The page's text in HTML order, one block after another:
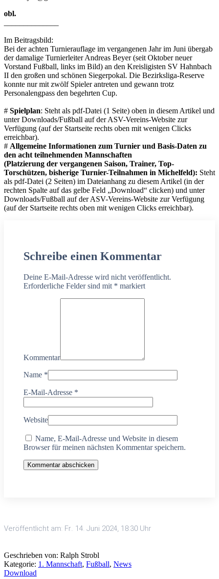
obl.
Im Beitragsbild:
Bei der achten Turnierauflage im vergangenen Jahr im Juni übergab
der damalige Turnierleiter Andreas Beyer (seit Oktober neuer
Vorstand Fußball, links im Bild) an den Kreisligisten SV Hahnbach
II den großen und schönen Siegerpokal. Die Bezirksliga-Reserve
konnte nur mit zwölf Spieler antreten und gewann trotz
Personalengpass den begehrten Cup.
# Spielplan: Steht als pdf-Datei (1 Seite) oben in diesem Artikel und
unter Downloads/Fußball auf der ASV-Vereins-Website zur
Verfügung (auf der Startseite rechts oben mit wenigen Clicks
erreichbar).
# Allgemeine Informationen zum Turnier und Basis-Daten zu
den acht teilnehmenden Mannschaften
(Platzierung der vergangenen Saison, Trainer, Top-
Torschützen, bisherige Turnier-Teilnahmen in Michelfeld): Steht
als pdf-Datei (2 Seiten) im Dateianhang zu diesem Artikel (in der
rechten Spalte auf das gelbe Feld „Download“ clicken) und unter
Downloads/Fußball auf der ASV-Vereins-Website zur Verfügung
(auf der Startseite rechts oben mit wenigen Clicks erreichbar).
Schreibe einen Kommentar
Deine E-Mail-Adresse wird nicht veröffentlicht.
Erforderliche Felder sind mit * markiert
Kommentar
Name *
E-Mail-Adresse *
Website
Name, E-Mail-Adresse und Website in diesem
Browser für meinen nächsten Kommentar speichern.
Kommentar abschicken
Veröffentlicht am: Fr.. 14. Juni 2024, 18:30 Uhr
Geschrieben von: Ralph Strobl
Kategorie: 1. Mannschaft, Fußball, News
Download